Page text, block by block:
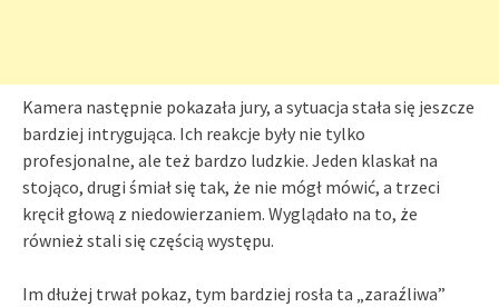
Kamera następnie pokazała jury, a sytuacja stała się jeszcze
bardziej intrygująca. Ich reakcje były nie tylko
profesjonalne, ale też bardzo ludzkie. Jeden klaskał na
stojąco, drugi śmiał się tak, że nie mógł mówić, a trzeci
kręcił głową z niedowierzaniem. Wyglądało na to, że
również stali się częścią występu.
Im dłużej trwał pokaz, tym bardziej rosła ta „zaraźliwa”